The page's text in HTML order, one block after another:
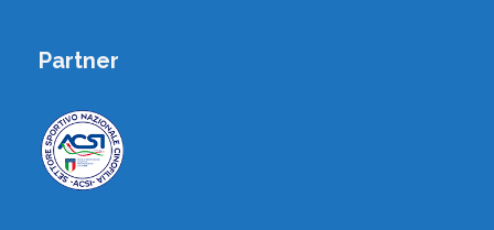
Partner